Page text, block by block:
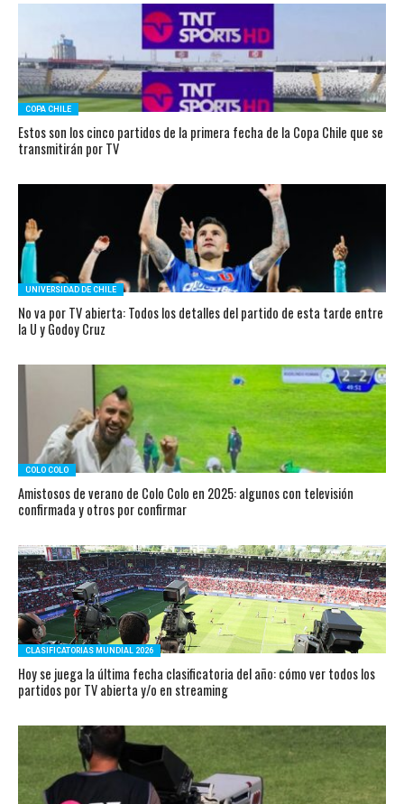
COPA CHILE
Estos son los cinco partidos de la primera fecha de la Copa Chile que se
transmitirán por TV
UNIVERSIDAD DE CHILE
No va por TV abierta: Todos los detalles del partido de esta tarde entre
la U y Godoy Cruz
COLO COLO
Amistosos de verano de Colo Colo en 2025: algunos con televisión
confirmada y otros por confirmar
CLASIFICATORIAS MUNDIAL 2026
Hoy se juega la última fecha clasificatoria del año: cómo ver todos los
partidos por TV abierta y/o en streaming